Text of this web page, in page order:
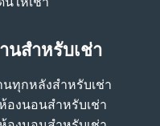
นสําหรับเช่า
นทุกหลังสําหรับเช่า
องนอนสําหรับเช่า